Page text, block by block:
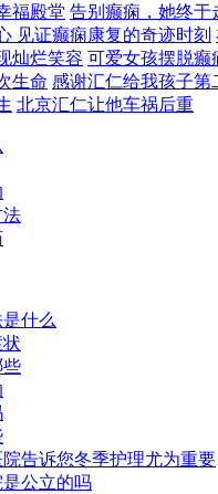
粹与现代医学相结合
类型的女性癫痫病的
治疗，积累了丰富的
效，受到患者好评。
域里具有很高的技术
运用综合治疗方式多
类型的癫痫病，并得
研奖励，对国内外医
响。
告别癫痫，她终于
可爱女孩摆脱
感谢汇仁给我孩子第
北京汇仁让他车祸后重
法
什么
些
告诉您冬季护理尤为重要
公立的吗